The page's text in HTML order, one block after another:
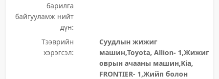
барилга
байгууламж нийт
дүн:
Тээврийн
хэрэгсэл:
Суудлын жижиг
машин,Toyota, Allion- 1,Жижиг
оврын ачааны машин,Kia,
FRONTIER- 1,Жийп болон